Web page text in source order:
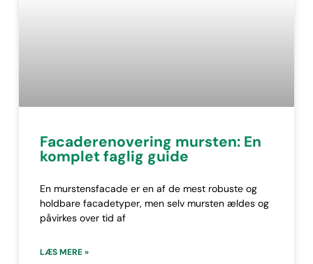
Facaderenovering mursten: En
komplet faglig guide
En murstensfacade er en af de mest robuste og
holdbare facadetyper, men selv mursten ældes og
påvirkes over tid af
LÆS MERE »